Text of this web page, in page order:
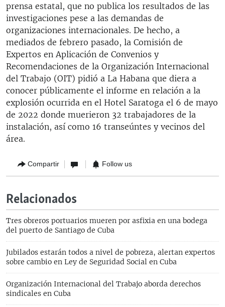
prensa estatal, que no publica los resultados de las
investigaciones pese a las demandas de
organizaciones internacionales. De hecho, a
mediados de febrero pasado, la Comisión de
Expertos en Aplicación de Convenios y
Recomendaciones de la Organización Internacional
del Trabajo (OIT) pidió a La Habana que diera a
conocer públicamente el informe en relación a la
explosión ocurrida en el Hotel Saratoga el 6 de mayo
de 2022 donde muerieron 32 trabajadores de la
instalación, así como 16 transeúntes y vecinos del
área.
Compartir Follow us
Relacionados
Tres obreros portuarios mueren por asfixia en una bodega
del puerto de Santiago de Cuba
Jubilados estarán todos a nivel de pobreza, alertan expertos
sobre cambio en Ley de Seguridad Social en Cuba
Organización Internacional del Trabajo aborda derechos
sindicales en Cuba